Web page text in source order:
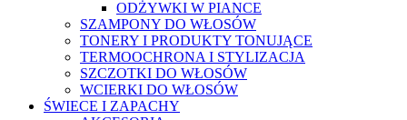
ODŻYWKI W PIANCE
SZAMPONY DO WŁOSÓW
TONERY I PRODUKTY TONUJĄCE
TERMOOCHRONA I STYLIZACJA
SZCZOTKI DO WŁOSÓW
WCIERKI DO WŁOSÓW
ŚWIECE I ZAPACHY